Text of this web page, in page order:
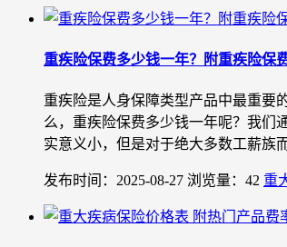
重疾险保费多少钱一年？附重疾险保
重疾险是人身保障类型产品中最重要
么，重疾险保费多少钱一年呢？我们
实意义小，但是对于绝大多数工薪族
发布时间：2025-08-27 浏览量：42 重